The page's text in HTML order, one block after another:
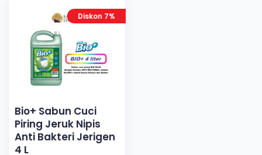
Diskon 7%
Bio+ Sabun Cuci
Piring Jeruk Nipis
Anti Bakteri Jerigen
4 L